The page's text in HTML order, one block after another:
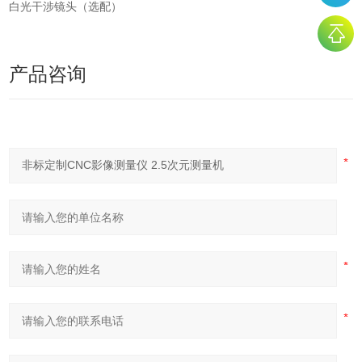
白光干涉镜头（选配）
产品咨询